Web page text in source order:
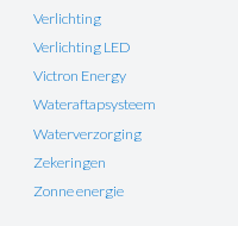
Verlichting
Verlichting LED
Victron Energy
Wateraftapsysteem
Waterverzorging
Zekeringen
Zonne energie